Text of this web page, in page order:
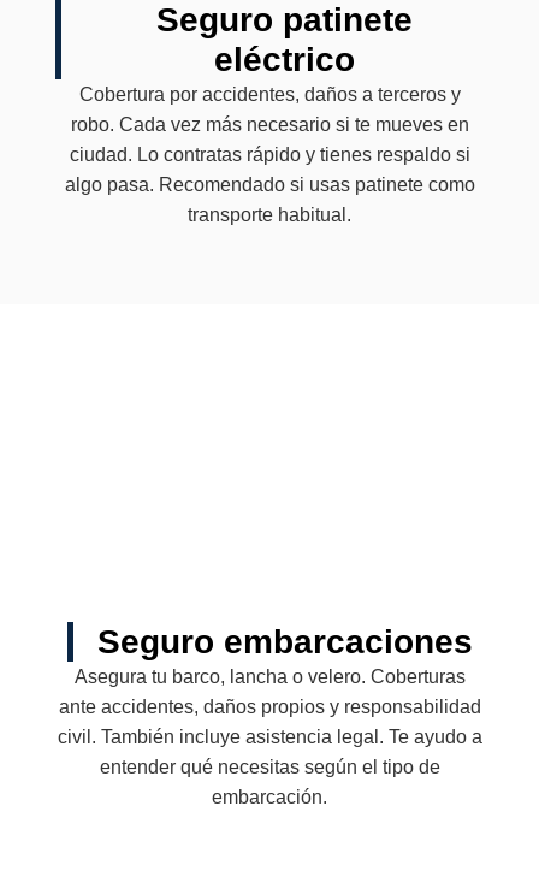
Seguro patinete
eléctrico
Cobertura por accidentes, daños a terceros y
robo. Cada vez más necesario si te mueves en
ciudad. Lo contratas rápido y tienes respaldo si
algo pasa. Recomendado si usas patinete como
transporte habitual.
Seguro embarcaciones
Asegura tu barco, lancha o velero. Coberturas
ante accidentes, daños propios y responsabilidad
civil. También incluye asistencia legal. Te ayudo a
entender qué necesitas según el tipo de
embarcación.